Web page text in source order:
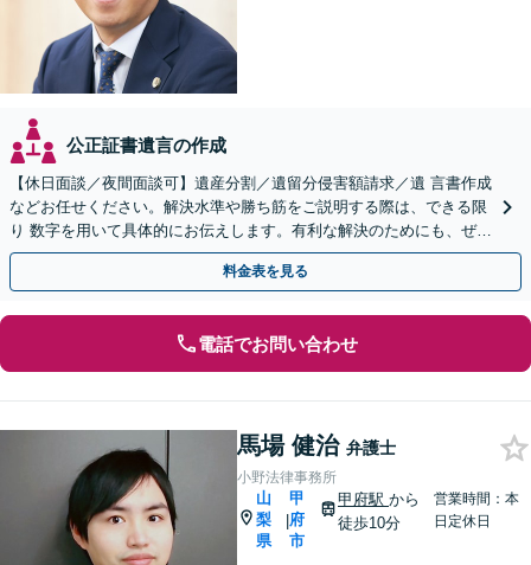
公正証書遺言の作成
【休日面談／夜間面談可】遺産分割／遺留分侵害額請求／遺 言書作成
などお任せください。解決水準や勝ち筋をご説明する際は、できる限
り 数字を用いて具体的にお伝えします。有利な解決のためにも、ぜひ
ご相談ください。
料金表を見る
電話でお問い合わせ
馬場 健治 弁護士
小野法律事務所
山
梨
県
|
甲
府
市
甲府駅 から
徒歩10分
営業時間：本
日定休日